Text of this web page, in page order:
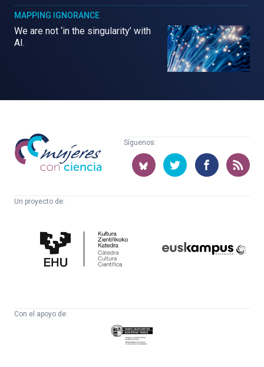
MAPPING IGNORANCE
We are not ‘in the singularity’ with
AI.
Mujeres
con
ciencia
Síguenos:
Un proyecto de:
Cultura
Científica
Con el apoyo de:
Eusko
Jaurlaritza